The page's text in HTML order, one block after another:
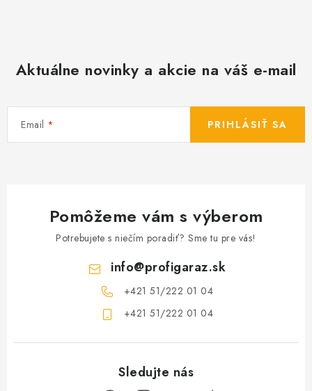
Aktuálne novinky a akcie na váš e-mail
Email PRIHLÁSIŤ SA
Pomôžeme vám s výberom
Potrebujete s niečím poradiť? Sme tu pre vás!
info@profigaraz.sk
+421 51/222 01 04
+421 51/222 01 04